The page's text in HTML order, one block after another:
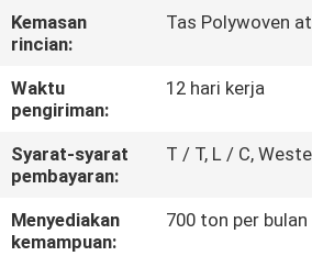
HUBUNGI
KAMI
PERMINTAAN
PENAWARAN
SITEMAP
Kemasan
rincian:
Tas Polywoven
Waktu
pengiriman:
12 hari kerja
Syarat-syarat
pembayaran:
T / T, L / C,
Menyediakan
kemampuan:
700 ton per bulan